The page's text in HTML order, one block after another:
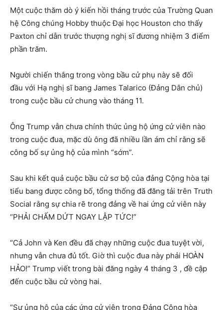
Một cuộc thăm dò ý kiến ​​hồi tháng trước của Trường Quan
hệ Công chúng Hobby thuộc Đại học Houston cho thấy
Paxton chỉ dẫn trước thượng nghị sĩ đương nhiệm 3 điểm
phần trăm.
Người chiến thắng trong vòng bầu cử phụ này sẽ đối
đầu với Hạ nghị sĩ bang James Talarico (Đảng Dân chủ)
trong cuộc bầu cử chung vào tháng 11.
Ông Trump vẫn chưa chính thức ủng hộ ứng cử viên nào
trong cuộc đua, mặc dù ông đã nhiều lần ám chỉ rằng sẽ
công bố sự ủng hộ của mình “sớm”.
Sau khi kết quả cuộc bầu cử sơ bộ của đảng Cộng hòa tại
tiểu bang được công bố, tổng thống đã đăng tải trên Truth
Social rằng sự chia rẽ trong đảng về hai ứng cử viên này
“PHẢI CHẤM DỨT NGAY LẬP TỨC!”
“Cả John và Ken đều đã chạy những cuộc đua tuyệt vời,
nhưng vẫn chưa đủ tốt. Giờ thì cuộc đua này phải HOÀN
HẢO!” Trump viết trong bài đăng ngày 4 tháng 3 , đề cập
đến cuộc bầu cử vòng hai.
“Sự ủng hộ của các ứng cử viên trong Đảng Cộng hòa